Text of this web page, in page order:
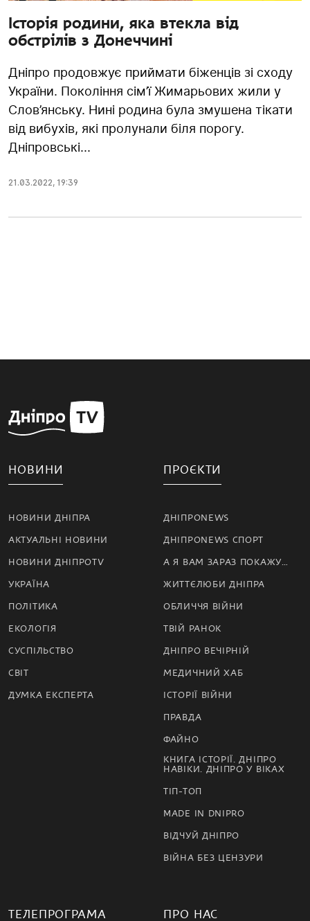
Історія родини, яка втекла від
обстрілів з Донеччині
Дніпро продовжує приймати біженців зі сходу
України. Покоління сім’ї Жимарьових жили у
Слов’янську. Нині родина була змушена тікати
від вибухів, які пролунали біля порогу.
Дніпровські...
21.03.2022, 19:39
НОВИНИ
НОВИНИ ДНІПРА
АКТУАЛЬНІ НОВИНИ
НОВИНИ ДНІПРОTV
УКРАЇНА
ПОЛІТИКА
ЕКОЛОГІЯ
СУСПІЛЬСТВО
СВІТ
ДУМКА ЕКСПЕРТА
ПРОЄКТИ
ДНІПРОNEWS
ДНІПРОNEWS СПОРТ
А Я ВАМ ЗАРАЗ ПОКАЖУ…
ЖИТТЄЛЮБИ ДНІПРА
ОБЛИЧЧЯ ВІЙНИ
ТВІЙ РАНОК
ДНІПРО ВЕЧІРНІЙ
МЕДИЧНИЙ ХАБ
ІСТОРІЇ ВІЙНИ
ПРАВДА
ФАЙНО
КНИГА ІСТОРІЇ. ДНІПРО
НАВІКИ. ДНІПРО У ВІКАХ
ТІП-ТОП
MADE IN DNIPRO
ВІДЧУЙ ДНІПРО
ВІЙНА БЕЗ ЦЕНЗУРИ
ТЕЛЕПРОГРАМА ПРО НАС